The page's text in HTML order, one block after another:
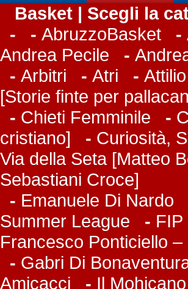
Basket | Scegli la
-
- AbruzzoBasket -
Andrea Pecile -
- Arbitri - Atri -
[Storie finte per
- Chieti Femminile -
cristiano] - Curiosità,
Via della Seta [Matteo
Sebastiani Croce]
- Emanuele Di Nardo
Summer League - FIP
Francesco Ponticiello –
- Gabri Di
Amicacci
- Il